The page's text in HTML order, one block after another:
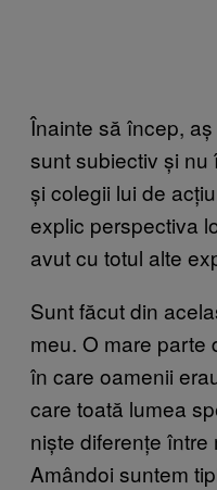
Înainte să încep,
sunt subiectiv și
și colegii lui de
explic perspectiva
avut cu totul alte
Sunt făcut din
meu. O mare parte
în care oamenii
care toată lumea
niște diferențe între
Amândoi suntem